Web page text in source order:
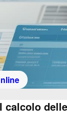
calcolo